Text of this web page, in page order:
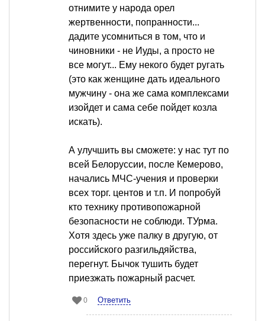
отнимите у народа орел
жертвенности, попранности...
дадите усомниться в том, что и
чиновники - не Иуды, а просто не
все могут... Ему некого будет ругать
(это как женщине дать идеального
мужчину - она же сама комплексами
изойдет и сама себе пойдет козла
искать).
А улучшить вы сможете: у нас тут по
всей Белоруссии, после Кемерово,
начались МЧС-учения и проверки
всех торг. центов и т.п. И попробуй
кто технику противопожарной
безопасности не соблюди. ТУрма.
Хотя здесь уже палку в другую, от
российского разгильдяйства,
перегнут. Бычок тушить будет
приезжать пожарный расчет.
0 Ответить